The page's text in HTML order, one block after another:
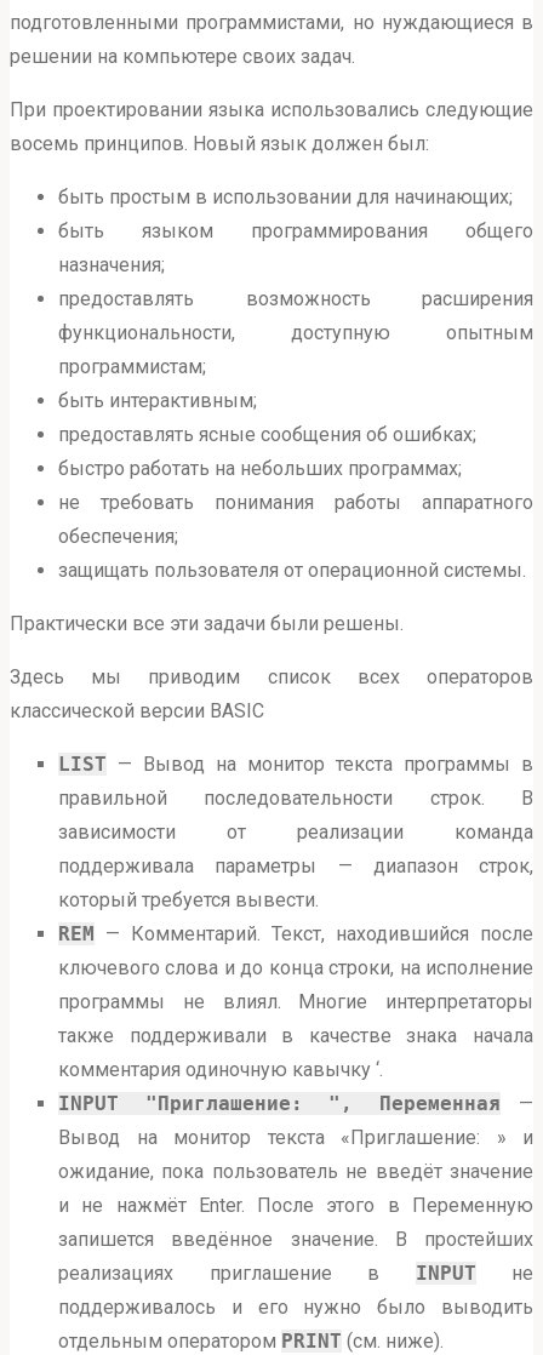
подготовленными программистами, но нуждающиеся в
решении на компьютере своих задач.
При проектировании языка использовались следующие
восемь принципов. Новый язык должен был:
быть простым в использовании для начинающих;
быть языком программирования общего
назначения;
предоставлять возможность расширения
функциональности, доступную опытным
программистам;
быть интерактивным;
предоставлять ясные сообщения об ошибках;
быстро работать на небольших программах;
не требовать понимания работы аппаратного
обеспечения;
защищать пользователя от операционной системы.
Практически все эти задачи были решены.
Здесь мы приводим список всех операторов
классической версии BASIC
LIST — Вывод на монитор текста программы в
правильной последовательности строк. В
зависимости от реализации команда
поддерживала параметры — диапазон строк,
который требуется вывести.
REM
— Комментарий. Текст, находившийся после
ключевого слова и до конца строки, на исполнение
программы не влиял. Многие интерпретаторы
также поддерживали в качестве знака начала
комментария одиночную кавычку ‘.
INPUT "Приглашение: ", Переменная —
Вывод на монитор текста «Приглашение: » и
ожидание, пока пользователь не введёт значение
и не нажмёт Enter. После этого в Переменную
запишется введённое значение. В простейших
реализациях приглашение в INPUT не
поддерживалось и его нужно было выводить
отдельным оператором PRINT (см. ниже).